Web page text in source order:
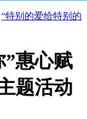
“特别的爱给特别的
”惠心赋
题活动